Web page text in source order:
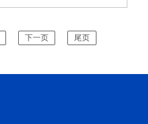
下一页 尾页